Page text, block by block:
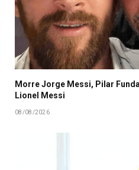
Morre Jorge Messi, Pilar
Lionel Messi
08/08/2026